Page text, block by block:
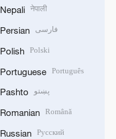
Nepali नेपाली
Persian فارسی
Polish Polski
Portuguese Português
Pashto پښتو
Romanian Română
Russian Русский